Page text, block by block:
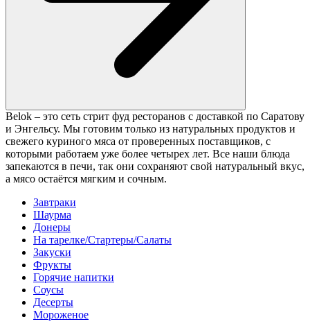
Belok – это сеть стрит фуд ресторанов с доставкой по Саратову
и Энгельсу. Мы готовим только из натуральных продуктов и
свежего куриного мяса от проверенных поставщиков, с
которыми работаем уже более четырех лет. Все наши блюда
запекаются в печи, так они сохраняют свой натуральный вкус,
а мясо остаётся мягким и сочным.
Завтраки
Шаурма
Донеры
На тарелке/Стартеры/Салаты
Закуски
Фрукты
Горячие напитки
Соусы
Десерты
Мороженое